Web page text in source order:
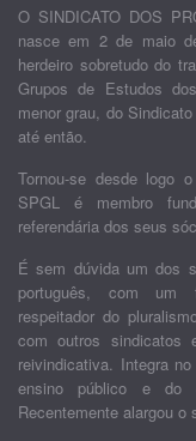
O SINDICATO DOS
nasce em 2 de maio
herdeiro sobretudo do
Grupos de Estudos
menor grau, do
até então.
Tornou-se desde logo
SPGL é membro
referendária dos seus
É sem dúvida um dos
português, com um
respeitador do
com outros sindicatos
reivindicativa. Integra
ensino público e do
Recentemente alargou